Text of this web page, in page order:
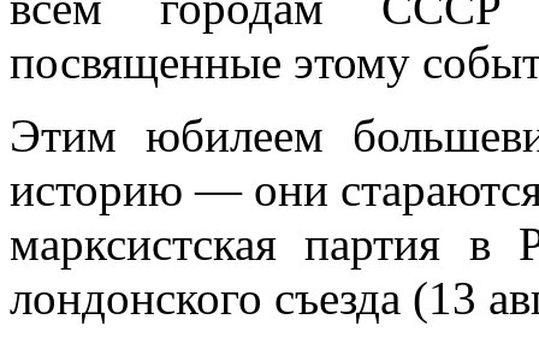
посвященные этому
Этим юбилеем
историю — они
марксистская партия в
лондонского съезда (13